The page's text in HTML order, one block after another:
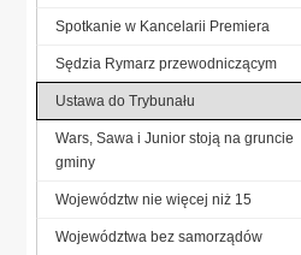
Spotkanie w Kancelarii Premiera
Sędzia Rymarz przewodniczącym
Ustawa do Trybunału
Wars, Sawa i Junior stoją na gruncie
gminy
Województw nie więcej niż 15
Województwa bez samorządów